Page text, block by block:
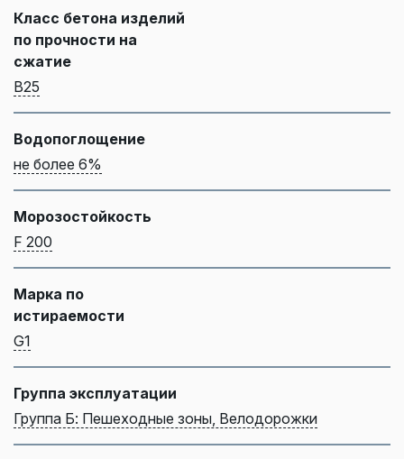
Класс бетона изделий
по прочности на
сжатие
B25
Водопоглощение
не более 6%
Морозостойкость
F 200
Марка по
истираемости
G1
Группа эксплуатации
Группа Б: Пешеходные зоны, Велодорожки